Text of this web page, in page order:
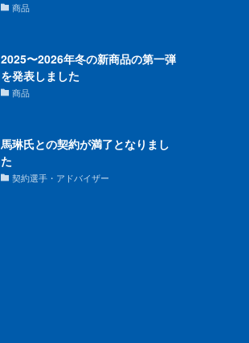
商品
2025〜2026年冬の新商品の第一弾
を発表しました
商品
馬琳氏との契約が満了となりまし
た
契約選手・アドバイザー